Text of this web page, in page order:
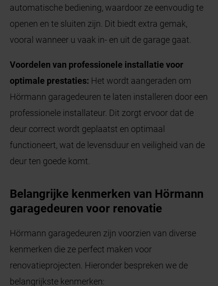
automatische bediening, waardoor ze eenvoudig te
openen en te sluiten zijn. Dit biedt extra gemak,
vooral wanneer u vaak in- en uit de garage gaat.
Voordelen van professionele installatie voor
optimale prestaties: Het wordt aangeraden om
Hörmann garagedeuren te laten installeren door een
professionele installateur. Dit zorgt ervoor dat de
deur correct wordt geplaatst en optimaal
functioneert, wat de levensduur en veiligheid van de
deur ten goede komt.
Belangrijke kenmerken van Hörmann
garagedeuren voor renovatie
Hörmann garagedeuren zijn voorzien van diverse
kenmerken die ze perfect maken voor
renovatieprojecten. Hieronder bespreken we de
belangrijkste kenmerken: